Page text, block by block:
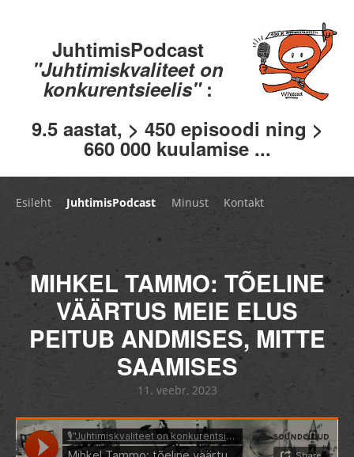
JuhtimisPodcast
"Juhtimiskvaliteet on
konkurentsieelis" :
9.5 aastat, > 450 episoodi ning >
660 000 kuulamise ...
Esileht JuhtimisPodcast Minust Kontakt
MIHKEL TAMMO: TÕELINE
VÄÄRTUS MEIE ELUS
PEITUB ANDMISES, MITTE
SAAMISES
11. veebr, 2023